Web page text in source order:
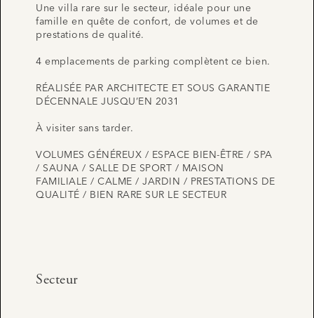
Une villa rare sur le secteur, idéale pour une
famille en quête de confort, de volumes et de
prestations de qualité.
4 emplacements de parking complètent ce bien.
RÉALISÉE PAR ARCHITECTE ET SOUS GARANTIE
DÉCENNALE JUSQU’EN 2031
À visiter sans tarder.
VOLUMES GÉNÉREUX / ESPACE BIEN-ÊTRE / SPA
/ SAUNA / SALLE DE SPORT / MAISON
FAMILIALE / CALME / JARDIN / PRESTATIONS DE
QUALITÉ / BIEN RARE SUR LE SECTEUR
Secteur